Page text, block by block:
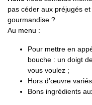
pas céder aux préjugés
gourmandise ?
Au menu :
Pour mettre en
bouche : un doigt
vous voulez ;
Hors d’œuvre
Bons ingrédients